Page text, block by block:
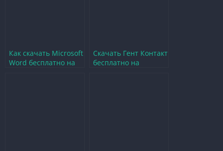
Как скачать Microsoft
Word бесплатно на
Скачать Гент Контакт
бесплатно на